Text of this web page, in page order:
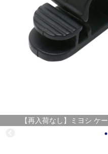
【再入荷なし】ミヨシ ケ